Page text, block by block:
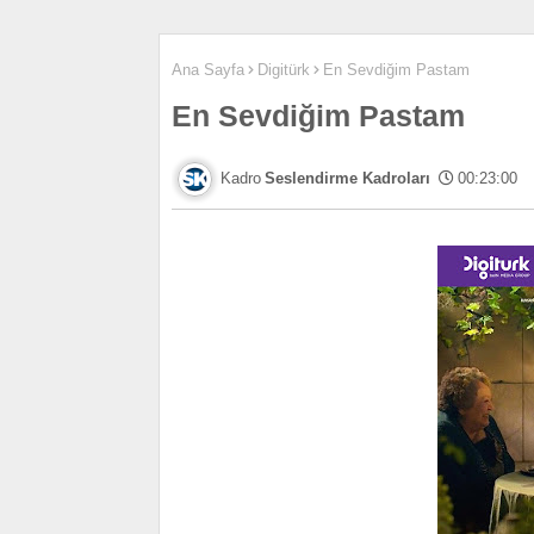
Ana Sayfa Digitürk En Sevdiğim Pastam
En Sevdiğim Pastam
Seslendirme Kadroları 00:23:00